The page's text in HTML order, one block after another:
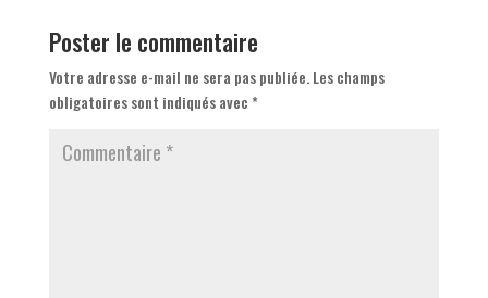
Poster le commentaire
Votre adresse e-mail ne sera pas publiée. Les champs
obligatoires sont indiqués avec*